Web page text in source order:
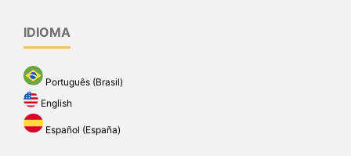
IDIOMA
Português (Brasil)
English
Español (España)